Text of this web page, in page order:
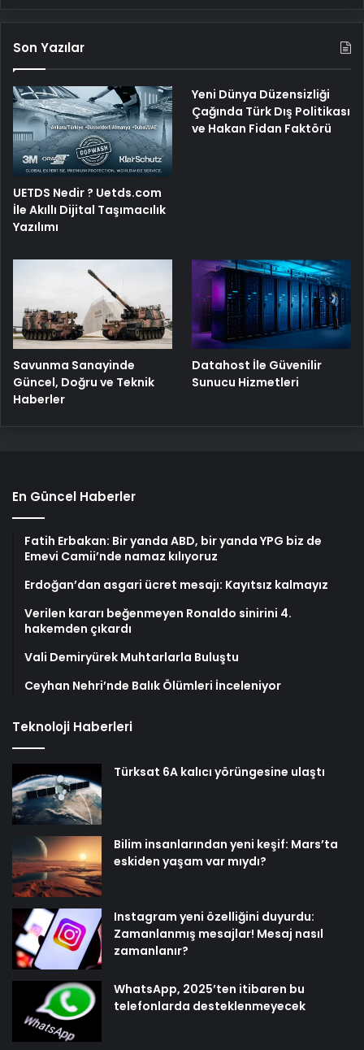
Son Yazılar
UETDS Nedir ? Uetds.com
İle Akıllı Dijital Taşımacılık
Yazılımı
Yeni Dünya Düzensizliği
Çağında Türk Dış Politikası
ve Hakan Fidan Faktörü
Savunma Sanayinde
Güncel, Doğru ve Teknik
Haberler
Datahost İle Güvenilir
Sunucu Hizmetleri
En Güncel Haberler
Fatih Erbakan: Bir yanda ABD, bir yanda YPG biz de
Emevi Camii’nde namaz kılıyoruz
Erdoğan’dan asgari ücret mesajı: Kayıtsız kalmayız
Verilen kararı beğenmeyen Ronaldo sinirini 4.
hakemden çıkardı
Vali Demiryürek Muhtarlarla Buluştu
Ceyhan Nehri’nde Balık Ölümleri İnceleniyor
Teknoloji Haberleri
Türksat 6A kalıcı yörüngesine ulaştı
Bilim insanlarından yeni keşif: Mars’ta
eskiden yaşam var mıydı?
Instagram yeni özelliğini duyurdu:
Zamanlanmış mesajlar! Mesaj nasıl
zamanlanır?
WhatsApp, 2025’ten itibaren bu
telefonlarda desteklenmeyecek